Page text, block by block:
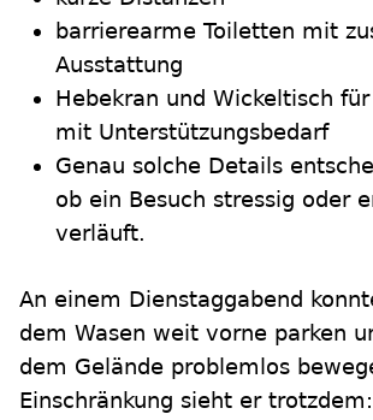
barrierearme Toiletten mit
Ausstattung
Hebekran und Wickeltisch
mit Unterstützungsbedarf
Genau solche Details
ob ein Besuch stressig oder
verläuft.
An einem Dienstaggabend
dem Wasen weit vorne parken
dem Gelände problemlos
Einschränkung sieht er